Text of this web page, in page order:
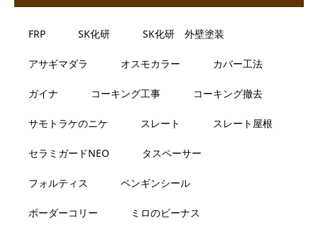
FRP SK化研 SK化研 外壁塗装
アサギマダラ オスモカラー カバー工法
ガイナ コーキング工事 コーキング撤去
サモトラケのニケ スレート スレート屋根
セラミガードNEO タスペーサー
フォルティス ペンギンシール
ボーダーコリー ミロのビーナス